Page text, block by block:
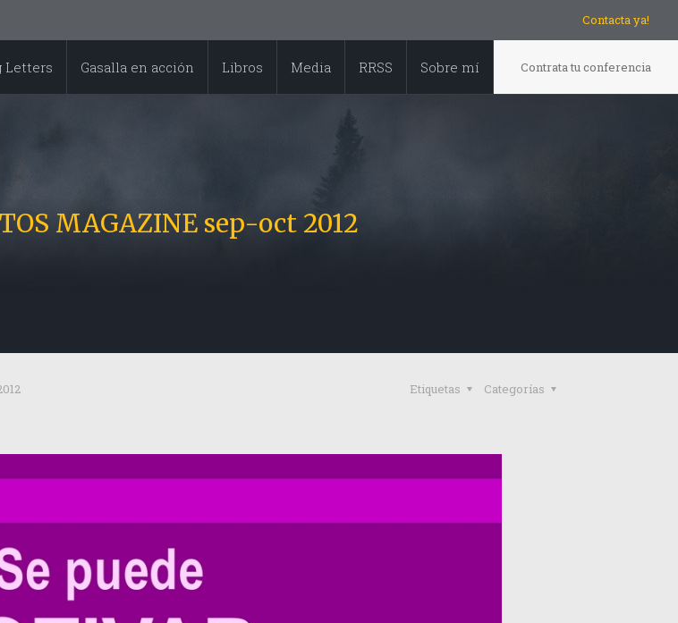
Contacta ya!
Letters Gasalla en acción Libros Media RRSS Sobre mí Contrata tu conferencia
MAGAZINE sep-oct 2012
Categorías
Etiquetas